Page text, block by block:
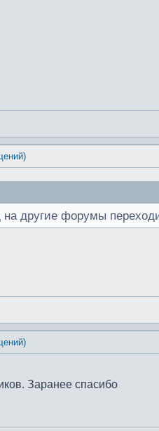
другие форумы
Заранее спасибо